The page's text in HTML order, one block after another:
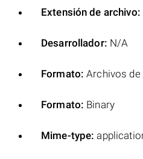
Extensión de archivo:
Desarrollador: N/A
Formato: Archivos de
Formato: Binary
Mime-type: